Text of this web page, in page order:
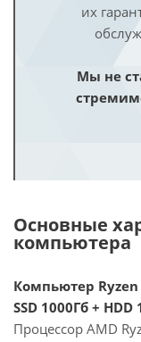
их
Мы не
Основные
компьютера
Компьютер Ryzen
SSD 1000Гб + HDD
Процессор AMD